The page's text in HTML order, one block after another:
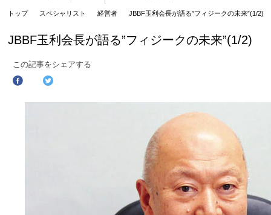
トップ スペシャリスト 経営者 JBBF玉利会長が語る”フィジークの未来”(1/2)
JBBF玉利会長が語る”フィジークの未来”(1/2)
この記事をシェアする